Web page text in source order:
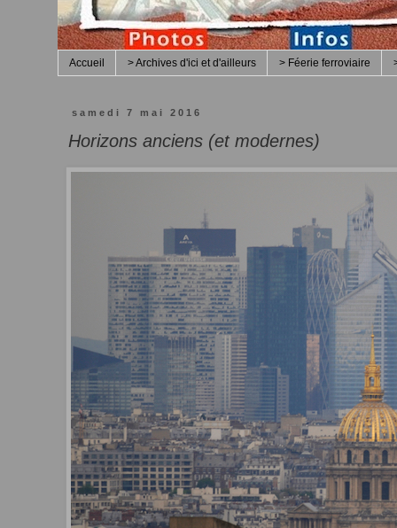
Accueil > Archives d'ici et d'ailleurs > Féerie ferroviaire
samedi 7 mai 2016
Horizons anciens (et modernes)